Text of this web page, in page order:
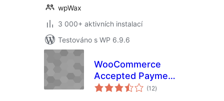
wpWax
3 000+ aktivních instalací
Testováno s WP 6.9.6
WooCommerce
Accepted Payment
Methods
(12celkové
hodnocení
)